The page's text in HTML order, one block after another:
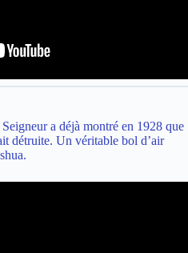
a déjà montré en 1928 que
détruite. Un véritable bol d’air